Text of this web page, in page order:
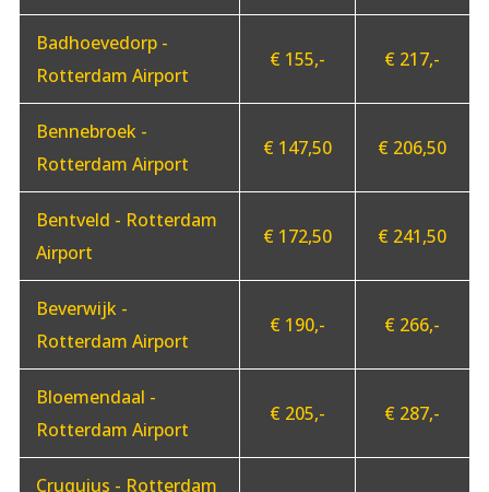
Badhoevedorp -
Rotterdam Airport
€ 155,- € 217,-
Bennebroek -
Rotterdam Airport
€ 147,50 € 206,50
Bentveld - Rotterdam
Airport
€ 172,50 € 241,50
Beverwijk -
Rotterdam Airport
€ 190,- € 266,-
Bloemendaal -
Rotterdam Airport
€ 205,- € 287,-
Cruquius - Rotterdam